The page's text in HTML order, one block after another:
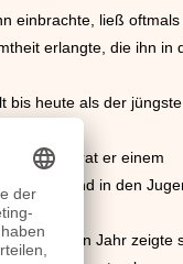
einbrachte, ließ oftmals
erlangte, die ihn in
bis heute als der jüngste
Jahren trat er einem
Tennisbund in den
im selben Jahr zeigte